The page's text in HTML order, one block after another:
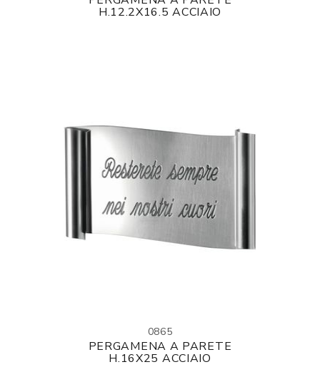
H.12.2X16.5 ACCIAIO
0865
PERGAMENA A PARETE
H.16X25 ACCIAIO